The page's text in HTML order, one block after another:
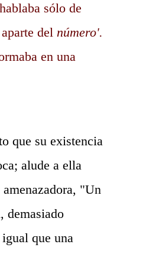
sólo de
del número'.
en una
que su existencia
alude a ella
"Un
demasiado
que una